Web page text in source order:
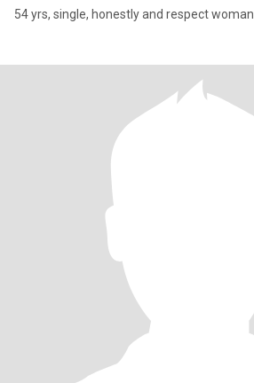
54 yrs, single, honestly and respect woman.